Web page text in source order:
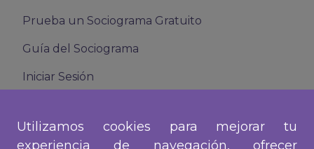
Prueba un Sociograma Gratuito
Guía del Sociograma
Iniciar Sesión
Síguenos en nuestras redes!
Utilizamos cookies para mejorar tu
experiencia de navegación, ofrecer